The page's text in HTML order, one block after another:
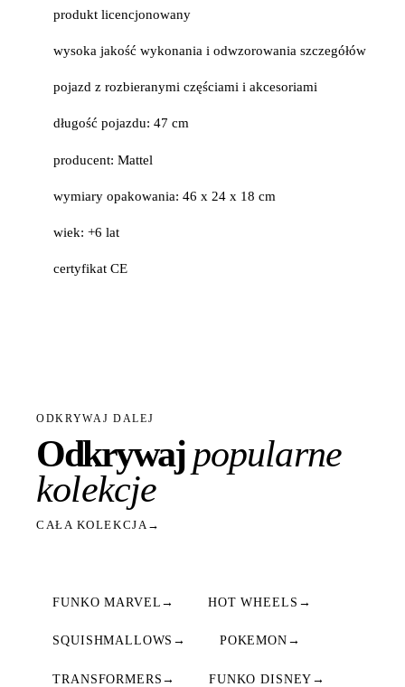
produkt licencjonowany
wysoka jakość wykonania i odwzorowania szczegółów
pojazd z rozbieranymi częściami i akcesoriami
długość pojazdu: 47 cm
producent: Mattel
wymiary opakowania: 46 x 24 x 18 cm
wiek: +6 lat
certyfikat CE
ODKRYWAJ DALEJ
Odkrywajpopularne
kolekcje
CAŁA KOLEKCJA→
FUNKO MARVEL → HOT WHEELS →
SQUISHMALLOWS → POKEMON →
TRANSFORMERS → FUNKO DISNEY →